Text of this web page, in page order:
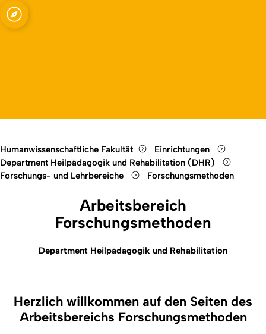
Open quicklink menu
Humanwissenschaftliche Fakultät
Einrichtungen
Department Heilpädagogik und Rehabilitation (DHR)
Forschungs- und Lehrbereiche
Forschungsmethoden
Arbeitsbereich
Forschungsmethoden
Department Heilpädagogik und Rehabilitation
Herzlich willkommen auf den Seiten des
Arbeitsbereichs Forschungsmethoden